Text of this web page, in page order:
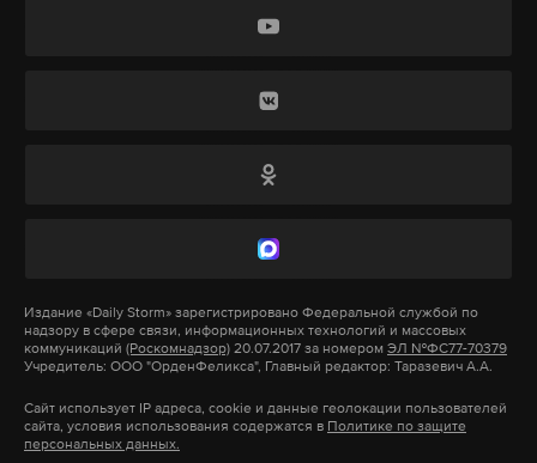
разрушениями, а в Курске объявили о
крови. Из желающих сдать донором начала
Девушку расстреляли. На момент смерти она была
Жертвы немецкой оккупации 1941 — 1943
Войдя в Суджу, немецкие войска тут же стали
«Бояркино — дом трясет, когда это закончится?»
«Лыткарино. В пять утра проснулась от грохота».
ПВО, — рассказывает Daily Storm живущий там
экстрасенс Дмитрий Волхов. — Но мы уже
спать в коридор».
Издание «Daily Storm» зарегистрировано Федеральной службой по
надзору в сфере связи, информационных технологий и массовых
коммуникаций (Роскомнадзор) 20.07.2017 за номером ЭЛ №ФС77-70379
Учредитель: ООО "ОрденФеликса", Главный редактор: Таразевич А.А.
Сайт использует IP адреса, cookie и данные геолокации пользователей
сайта, условия использования содержатся в Политике по защите
персональных данных.